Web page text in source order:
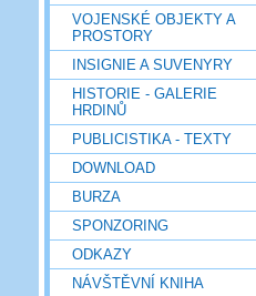
VOJENSKÉ OBJEKTY A
PROSTORY
INSIGNIE A SUVENYRY
HISTORIE - GALERIE
HRDINŮ
PUBLICISTIKA - TEXTY
DOWNLOAD
BURZA
SPONZORING
ODKAZY
NÁVŠTĚVNÍ KNIHA